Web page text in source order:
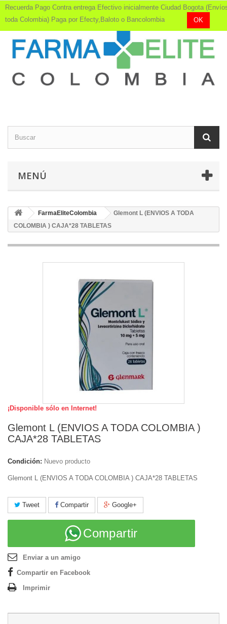
MENÚ
FarmaEliteColombia
Glemont L (ENVIOS A TODA
COLOMBIA ) CAJA*28 TABLETAS
¡Disponible sólo en Internet!
Glemont L (ENVIOS A TODA COLOMBIA )
CAJA*28 TABLETAS
Condición: Nuevo producto
Glemont L (ENVIOS A TODA COLOMBIA ) CAJA*28 TABLETAS
Tweet Compartir Google+
Compartir
Enviar a un amigo
Compartir en Facebook
Imprimir
Recuerda Pago Contra entrega Efectivo inicialmente Ciudad Bogota
toda Colombia) Paga por Efecty,Baloto o Bancolombia
OK